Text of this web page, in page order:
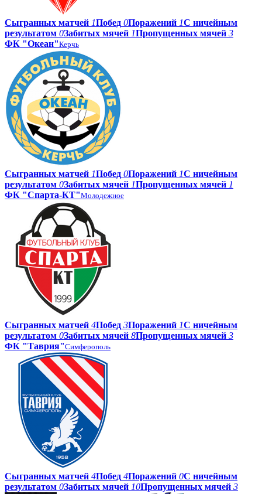
Сыгранных матчей 1Побед 0Поражений 1С ничейным
результатом 0Забитых мячей 1Пропущенных мячей 3
ФК "Океан"Керчь
Сыгранных матчей 1Побед 0Поражений 1С ничейным
результатом 0Забитых мячей 1Пропущенных мячей 1
ФК "Спарта-КТ"Молодежное
Сыгранных матчей 4Побед 3Поражений 1С ничейным
результатом 0Забитых мячей 8Пропущенных мячей 3
ФК "Таврия"Симферополь
Сыгранных матчей 4Побед 4Поражений 0С ничейным
результатом 0Забитых мячей 10Пропущенных мячей 3